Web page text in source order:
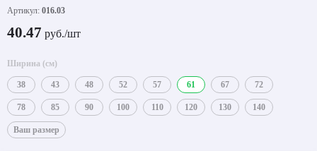
Артикул: 016.03
40.47 руб./шт
Ширина (см)
38 43 48 52 57 61 67 72
78 85 90 100 110 120 130 140
Ваш размер